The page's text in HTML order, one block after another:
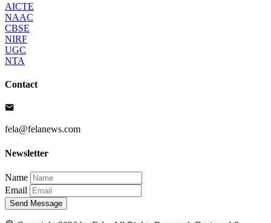
AICTE
NAAC
CBSE
NIRF
UGC
NTA
Contact
fela@felanews.com
Newsletter
Name
Email
Send Message